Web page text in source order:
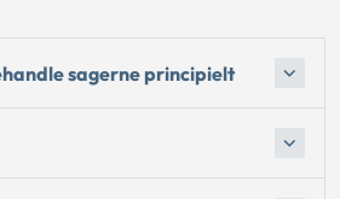
sagerne principielt